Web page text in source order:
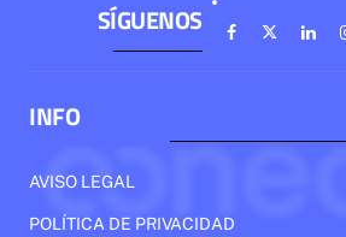
SÍGUENOS
INFO
AVISO LEGAL
POLÍTICA DE PRIVACIDAD